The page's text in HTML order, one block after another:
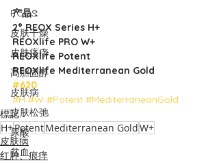
PCOS
皮肤干燥
皮肤瘙痒
高胆固醇
皮肤病
皮肤松弛
尿酸
贫血
产品：
2° REOX Series H+
REOXlife PRO W+
REOXlife Potent
REOXlife Mediterranean Gold
#620
#H #W #Potent #MediterraneanGold
標記：
H+PotentMediterranean GoldW+
皮肤病
红肿、痕痒